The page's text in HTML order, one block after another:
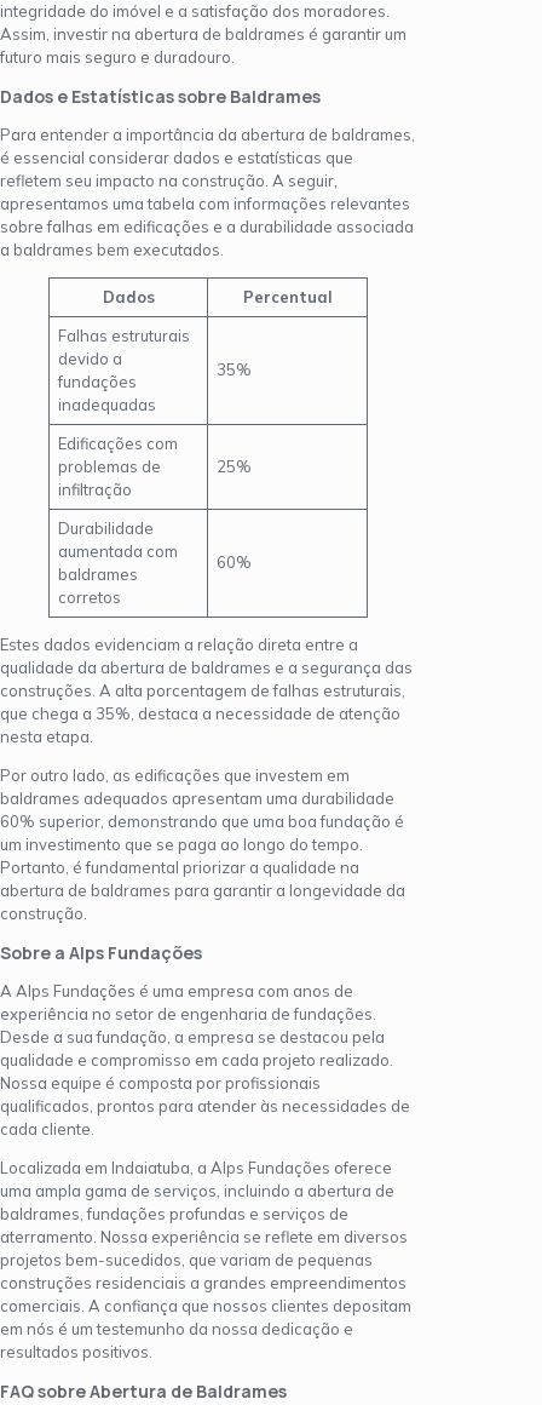
integridade do imóvel e a satisfação dos moradores.
Assim, investir na abertura de baldrames é garantir um
futuro mais seguro e duradouro.
Dados e Estatísticas sobre Baldrames
Para entender a importância da abertura de baldrames,
é essencial considerar dados e estatísticas que
refletem seu impacto na construção. A seguir,
apresentamos uma tabela com informações relevantes
sobre falhas em edificações e a durabilidade associada
a baldrames bem executados.
Dados
Percentual
Falhas estruturais
devido a
fundações
inadequadas
35%
Edificações com
problemas de
infiltração
25%
Durabilidade
aumentada com
baldrames
corretos
60%
Estes dados evidenciam a relação direta entre a
qualidade da abertura de baldrames e a segurança das
construções. A alta porcentagem de falhas estruturais,
que chega a 35%, destaca a necessidade de atenção
nesta etapa.
Por outro lado, as edificações que investem em
baldrames adequados apresentam uma durabilidade
60% superior, demonstrando que uma boa fundação é
um investimento que se paga ao longo do tempo.
Portanto, é fundamental priorizar a qualidade na
abertura de baldrames para garantir a longevidade da
construção.
Sobre a Alps Fundações
A Alps Fundações é uma empresa com anos de
experiência no setor de engenharia de fundações.
Desde a sua fundação, a empresa se destacou pela
qualidade e compromisso em cada projeto realizado.
Nossa equipe é composta por profissionais
qualificados, prontos para atender às necessidades de
cada cliente.
Localizada em Indaiatuba, a Alps Fundações oferece
uma ampla gama de serviços, incluindo a abertura de
baldrames, fundações profundas e serviços de
aterramento. Nossa experiência se reflete em diversos
projetos bem-sucedidos, que variam de pequenas
construções residenciais a grandes empreendimentos
comerciais. A confiança que nossos clientes depositam
em nós é um testemunho da nossa dedicação e
resultados positivos.
FAQ sobre Abertura de Baldrames